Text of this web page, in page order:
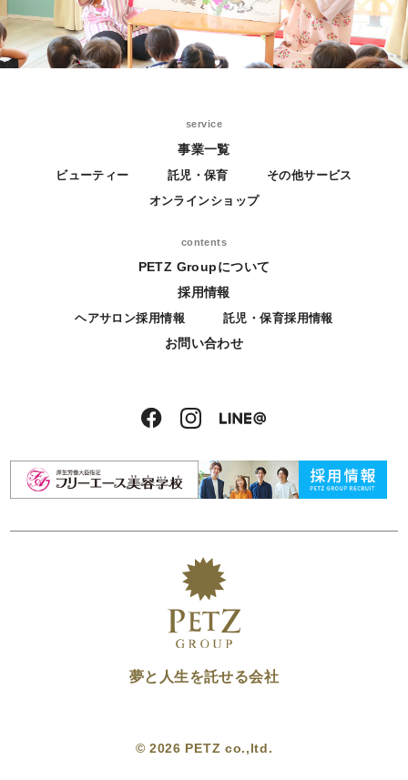
service
事業一覧
ビューティー 託児・保育
その他サービス
オンラインショップ
contents
PETZ Groupについて
採用情報
ヘアサロン採用情報 託児・保育採用情報
お問い合わせ
夢と人生を託せる会社
© 2026 PETZ co.,ltd.